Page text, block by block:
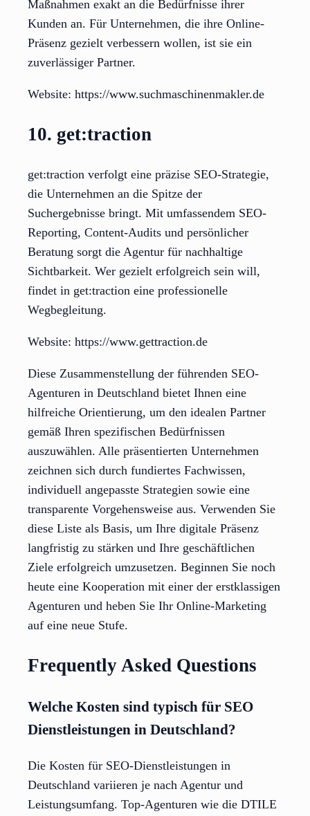
Maßnahmen exakt an die Bedürfnisse ihrer
Kunden an. Für Unternehmen, die ihre Online-
Präsenz gezielt verbessern wollen, ist sie ein
zuverlässiger Partner.
Website: https://www.suchmaschinenmakler.de
10. get:traction
get:traction verfolgt eine präzise SEO-Strategie,
die Unternehmen an die Spitze der
Suchergebnisse bringt. Mit umfassendem SEO-
Reporting, Content-Audits und persönlicher
Beratung sorgt die Agentur für nachhaltige
Sichtbarkeit. Wer gezielt erfolgreich sein will,
findet in get:traction eine professionelle
Wegbegleitung.
Website: https://www.gettraction.de
Diese Zusammenstellung der führenden SEO-
Agenturen in Deutschland bietet Ihnen eine
hilfreiche Orientierung, um den idealen Partner
gemäß Ihren spezifischen Bedürfnissen
auszuwählen. Alle präsentierten Unternehmen
zeichnen sich durch fundiertes Fachwissen,
individuell angepasste Strategien sowie eine
transparente Vorgehensweise aus. Verwenden Sie
diese Liste als Basis, um Ihre digitale Präsenz
langfristig zu stärken und Ihre geschäftlichen
Ziele erfolgreich umzusetzen. Beginnen Sie noch
heute eine Kooperation mit einer der erstklassigen
Agenturen und heben Sie Ihr Online-Marketing
auf eine neue Stufe.
Frequently Asked Questions
Welche Kosten sind typisch für SEO
Dienstleistungen in Deutschland?
Die Kosten für SEO-Dienstleistungen in
Deutschland variieren je nach Agentur und
Leistungsumfang. Top-Agenturen wie die DTILE